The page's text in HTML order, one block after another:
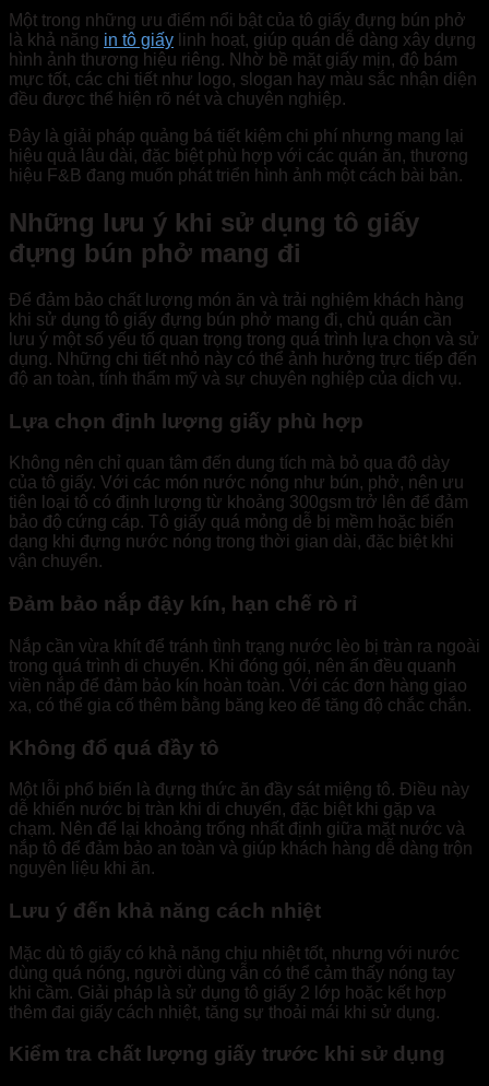
Một trong những ưu điểm nổi bật của tô giấy đựng bún phở
là khả năng in tô giấy linh hoạt, giúp quán dễ dàng xây dựng
hình ảnh thương hiệu riêng. Nhờ bề mặt giấy mịn, độ bám
mực tốt, các chi tiết như logo, slogan hay màu sắc nhận diện
đều được thể hiện rõ nét và chuyên nghiệp.
Đây là giải pháp quảng bá tiết kiệm chi phí nhưng mang lại
hiệu quả lâu dài, đặc biệt phù hợp với các quán ăn, thương
hiệu F&B đang muốn phát triển hình ảnh một cách bài bản.
Những lưu ý khi sử dụng tô giấy
đựng bún phở mang đi
Để đảm bảo chất lượng món ăn và trải nghiệm khách hàng
khi sử dụng tô giấy đựng bún phở mang đi, chủ quán cần
lưu ý một số yếu tố quan trọng trong quá trình lựa chọn và sử
dụng. Những chi tiết nhỏ này có thể ảnh hưởng trực tiếp đến
độ an toàn, tính thẩm mỹ và sự chuyên nghiệp của dịch vụ.
Lựa chọn định lượng giấy phù hợp
Không nên chỉ quan tâm đến dung tích mà bỏ qua độ dày
của tô giấy. Với các món nước nóng như bún, phở, nên ưu
tiên loại tô có định lượng từ khoảng 300gsm trở lên để đảm
bảo độ cứng cáp. Tô giấy quá mỏng dễ bị mềm hoặc biến
dạng khi đựng nước nóng trong thời gian dài, đặc biệt khi
vận chuyển.
Đảm bảo nắp đậy kín, hạn chế rò rỉ
Nắp cần vừa khít để tránh tình trạng nước lèo bị tràn ra ngoài
trong quá trình di chuyển. Khi đóng gói, nên ấn đều quanh
viền nắp để đảm bảo kín hoàn toàn. Với các đơn hàng giao
xa, có thể gia cố thêm bằng băng keo để tăng độ chắc chắn.
Không đổ quá đầy tô
Một lỗi phổ biến là đựng thức ăn đầy sát miệng tô. Điều này
dễ khiến nước bị tràn khi di chuyển, đặc biệt khi gặp va
chạm. Nên để lại khoảng trống nhất định giữa mặt nước và
nắp tô để đảm bảo an toàn và giúp khách hàng dễ dàng trộn
nguyên liệu khi ăn.
Lưu ý đến khả năng cách nhiệt
Mặc dù tô giấy có khả năng chịu nhiệt tốt, nhưng với nước
dùng quá nóng, người dùng vẫn có thể cảm thấy nóng tay
khi cầm. Giải pháp là sử dụng tô giấy 2 lớp hoặc kết hợp
thêm đai giấy cách nhiệt, tăng sự thoải mái khi sử dụng.
Kiểm tra chất lượng giấy trước khi sử dụng